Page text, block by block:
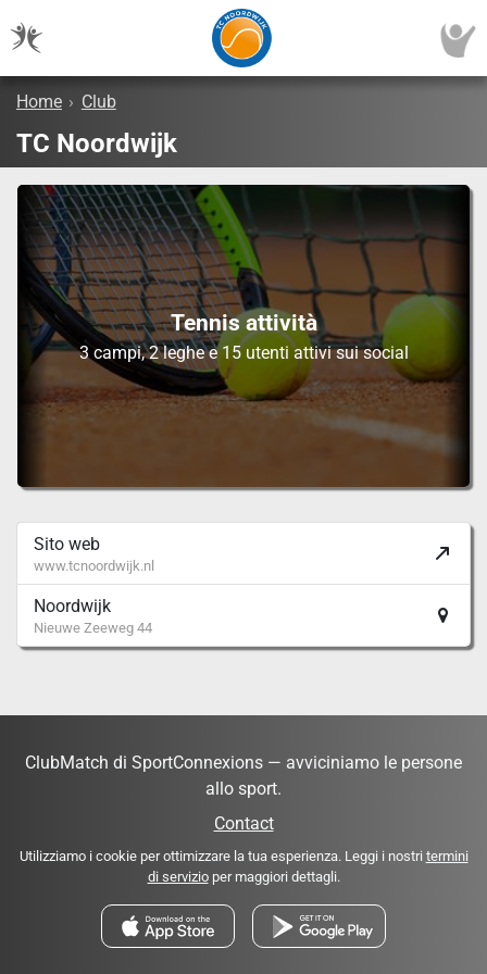
Home › Club
TC Noordwijk
Tennis attività
3 campi, 2 leghe e 15 utenti attivi sui social
Sito web
www.tcnoordwijk.nl
Noordwijk
Nieuwe Zeeweg 44
ClubMatch di SportConnexions — avviciniamo le persone
allo sport.
Contact
Utilizziamo i cookie per ottimizzare la tua esperienza. Leggi i nostri termini
di servizioper maggiori dettagli.